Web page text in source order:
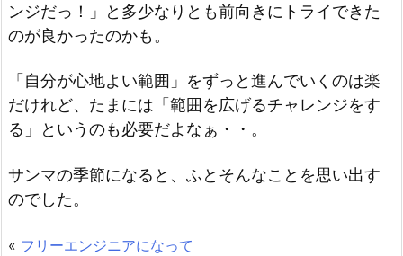
ンジだっ！」と多少なりとも前向きにトライできた
のが良かったのかも。
「自分が心地よい範囲」をずっと進んでいくのは楽
だけれど、たまには「範囲を広げるチャレンジをす
る」というのも必要だよなぁ・・。
サンマの季節になると、ふとそんなことを思い出す
のでした。
« フリーエンジニアになって